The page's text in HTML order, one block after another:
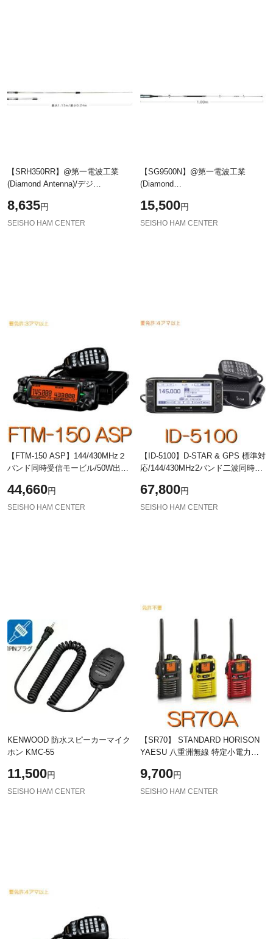
【SRH350RR】@第一電波工業
(Diamond Antenna)/デジ
ッドアンテナ
8,635円
SEISHO HAM CENTER
【SG9500N】@第一電波工業
(Diamond
15,500円
SEISHO HAM CENTER
【FTM-150 ASP】144/430MHz２
バンド同時受信モービル/50W出
マ//YAESU STANDARD FT-8800の
実質後継機/
44,660円
SEISHO HAM CENTER
【ID-5100】D-STAR & GPS 標準対
応/144/430MHz2バンド二波同時
4アマ/iCOM/アイコム トランシー
バー ア
67,800円
SEISHO HAM CENTER
KENWOOD 防水スピーカーマイク
ホン KMC-55
11,500円
SEISHO HAM CENTER
【SR70】 STANDARD HORISON
YAESU 八重洲無線 特定小電力ト
力 トランシーバー 八重洲 無線 省
電力 防水
9,700円
SEISHO HAM CENTER